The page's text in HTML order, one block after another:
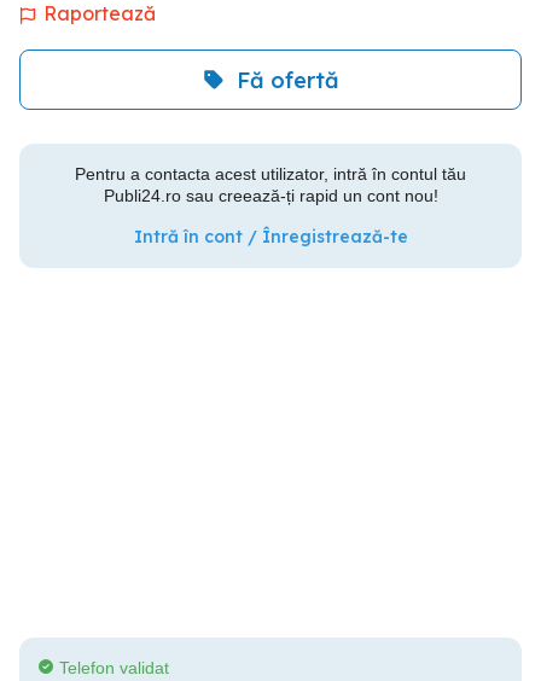
Raportează
Fă ofertă
Pentru a contacta acest utilizator, intră în contul tău
Publi24.ro sau creează-ți rapid un cont nou!
Intră în cont / Înregistrează-te
Telefon validat